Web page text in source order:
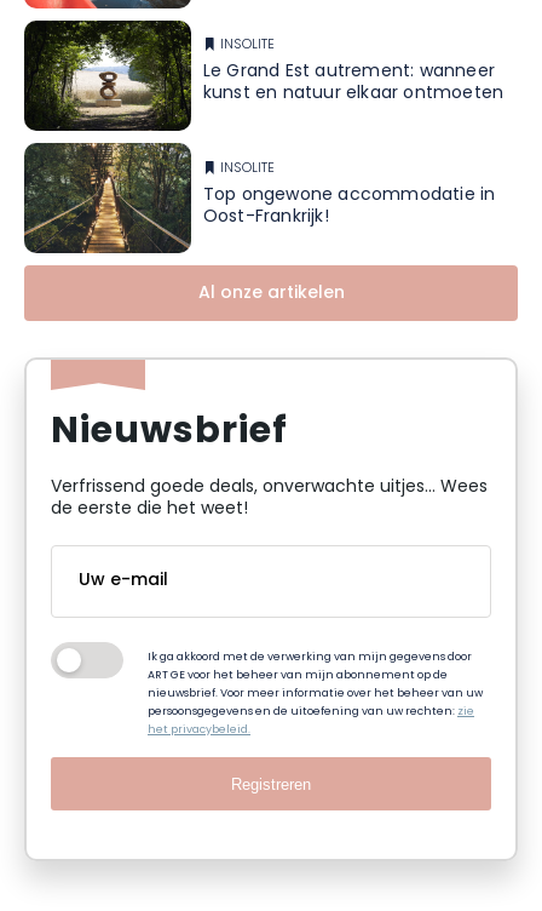
INSOLITE
Le Grand Est autrement: wanneer
kunst en natuur elkaar ontmoeten
INSOLITE
Top ongewone accommodatie in
Oost-Frankrijk!
Al onze artikelen
Nieuwsbrief
Verfrissend goede deals, onverwachte uitjes... Wees
de eerste die het weet!
Ik ga akkoord met de verwerking van mijn gegevens door
ART GE voor het beheer van mijn abonnement op de
nieuwsbrief. Voor meer informatie over het beheer van uw
persoonsgegevens en de uitoefening van uw rechten:zie
het privacybeleid.
Registreren